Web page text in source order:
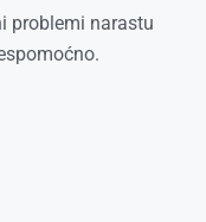
problemi narastu